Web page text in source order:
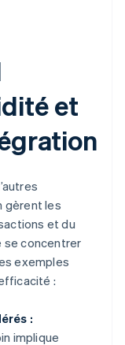
et
gèrent les
et du
se concentrer
exemples
:
:
implique